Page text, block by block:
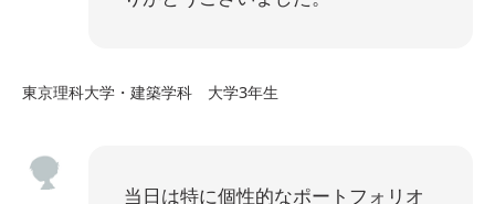
東京理科大学・建築学科 大学3年生
当日は特に個性的なポートフォリオ